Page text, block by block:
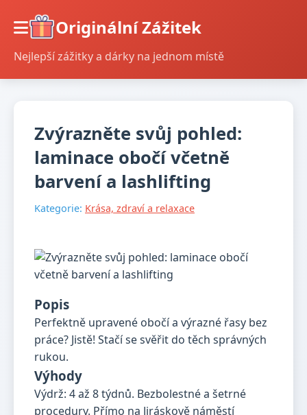
Originální Zážitek
Nejlepší zážitky a dárky na jednom místě
Zvýrazněte svůj pohled:
laminace obočí včetně
barvení a lashlifting
Kategorie: Krása, zdraví a relaxace
Popis
Perfektně upravené obočí a výrazné řasy bez
práce? Jistě! Stačí se svěřit do těch správných
rukou.
Výhody
Výdrž: 4 až 8 týdnů. Bezbolestné a šetrné
procedury. Přímo na Jiráskově náměstí